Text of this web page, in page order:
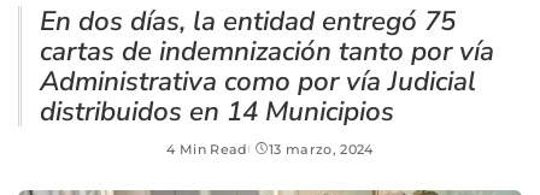
En dos días, la entidad entregó 75
cartas de indemnización tanto por vía
Administrativa como por vía Judicial
distribuidos en 14 Municipios
4 Min Read 13 marzo, 2024